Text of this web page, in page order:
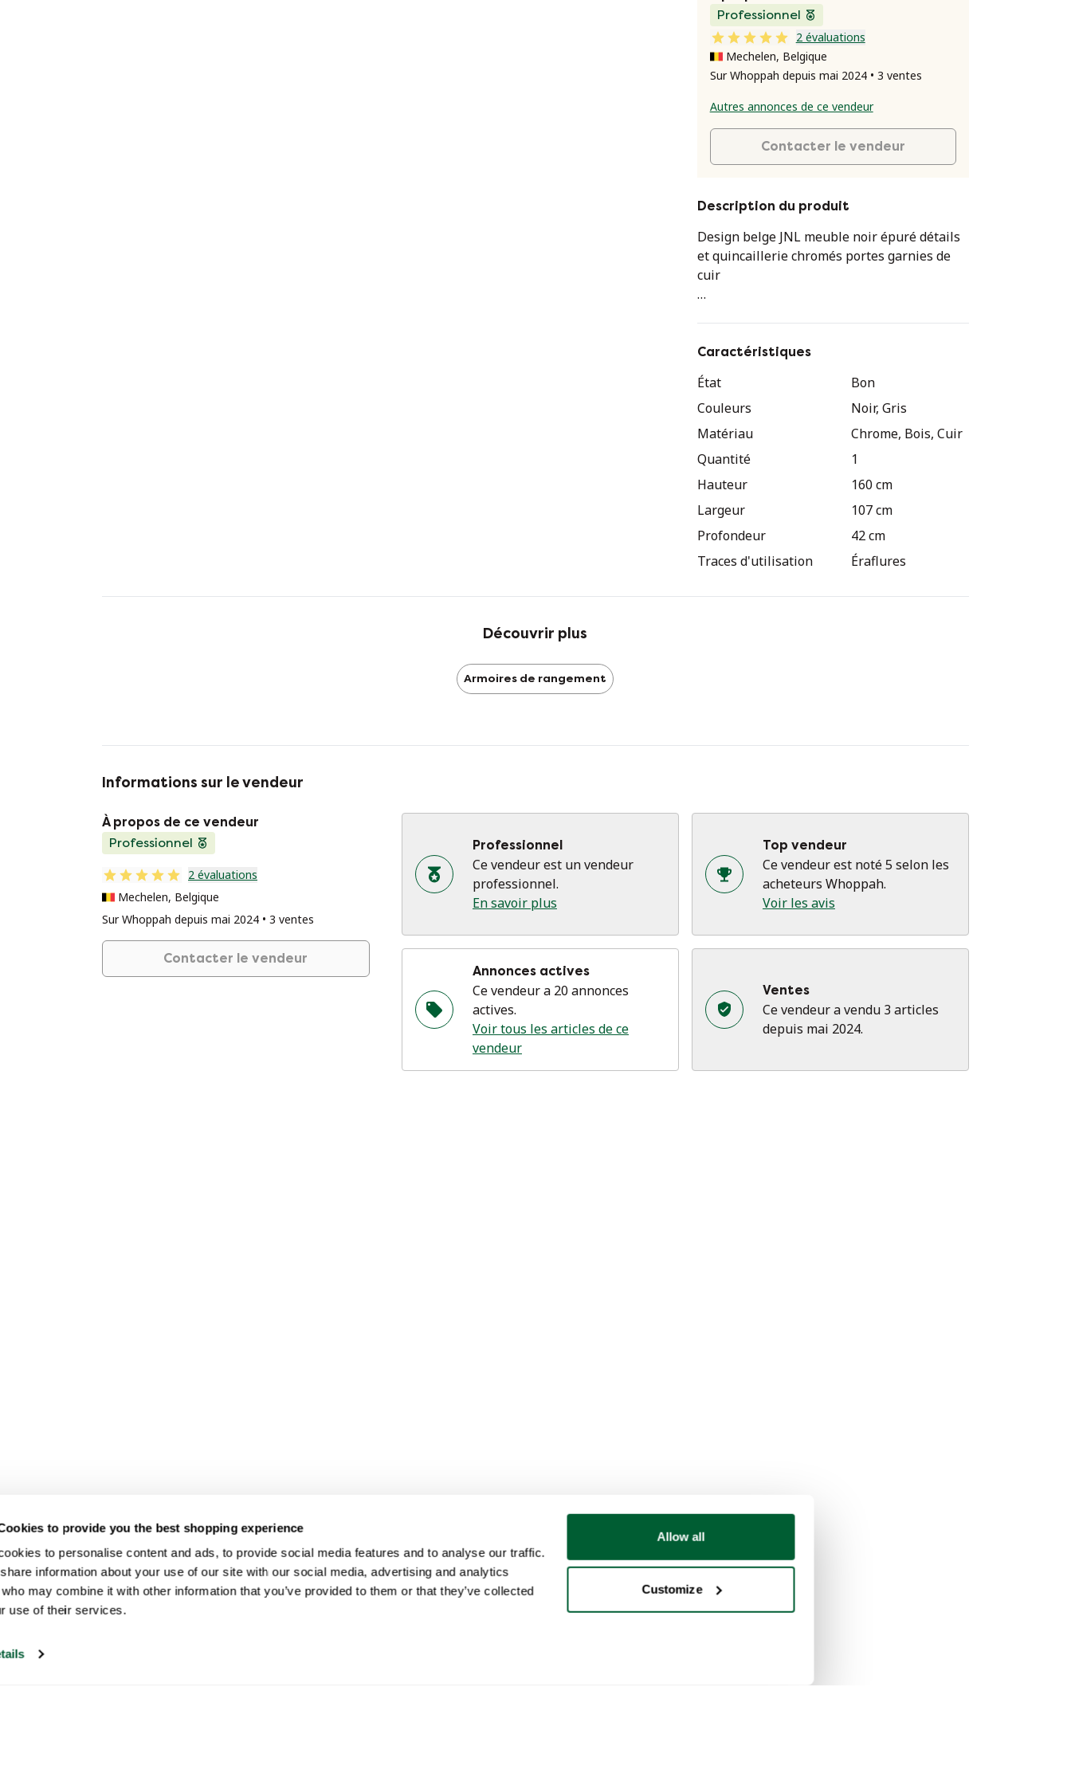
to provide you the best shopping experience
to personalise content and ads, to provide social media features and to analyse our traffic.
information about your use of our site with our social media, advertising and analytics
may combine it with other information that you’ve provided to them or that they’ve collected
use of their services.
Allow all
Customize
Professionnel
2 évaluations
Mechelen, Belgique
Sur Whoppah depuis mai 2024 • 3 ventes
Autres annonces de ce vendeur
Contacter le vendeur
Description du produit
Design belge JNL meuble noir épuré détails
et quincaillerie chromés portes garnies de
cuir
rayures à l'intérieur du corpus
grande éraflure sur le dessous d'une tablette
petit dommage sur la jambe avant droite
Caractéristiques
État
Bon
Couleurs
Noir, Gris
Matériau
Chrome, Bois, Cuir
Quantité
1
Hauteur
160 cm
Largeur
107 cm
Profondeur
42 cm
Traces d'utilisation
Éraflures
Découvrir plus
Armoires de rangement
Informations sur le vendeur
À propos de ce vendeur
Professionnel
2 évaluations
Mechelen, Belgique
Sur Whoppah depuis mai 2024 • 3 ventes
Contacter le vendeur
Professionnel
Ce vendeur est un vendeur
professionnel.
En savoir plus
Top vendeur
Ce vendeur est noté 5 selon les
acheteurs Whoppah.
Voir les avis
Annonces actives
Ce vendeur a 20 annonces
actives.
Voir tous les articles de ce
vendeur
Ventes
Ce vendeur a vendu 3 articles
depuis mai 2024.